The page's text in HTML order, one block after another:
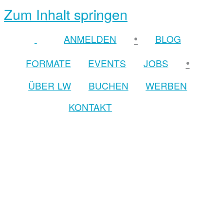
Zum Inhalt springen
ANMELDEN •
BLOG
FORMATE
EVENTS JOBS •
ÜBER LW BUCHEN
WERBEN
KONTAKT